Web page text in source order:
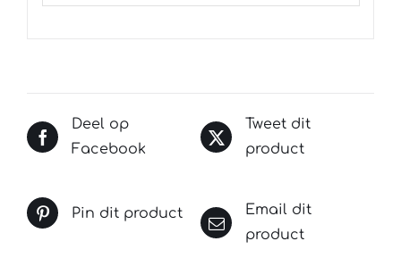
Deel op
Facebook
Tweet dit
product
Pin dit product
Email dit
product